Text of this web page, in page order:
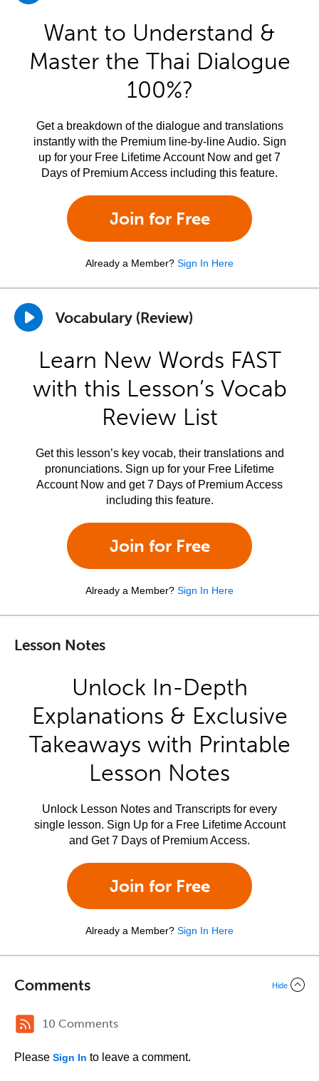
Want to Understand &
Master the Thai Dialogue
100%?
Get a breakdown of the dialogue and translations
instantly with the Premium line-by-line Audio. Sign
up for your Free Lifetime Account Now and get 7
Days of Premium Access including this feature.
Join for Free
Already a Member? Sign In Here
Vocabulary (Review)
Learn New Words FAST
with this Lesson’s Vocab
Review List
Get this lesson’s key vocab, their translations and
pronunciations. Sign up for your Free Lifetime
Account Now and get 7 Days of Premium Access
including this feature.
Join for Free
Already a Member? Sign In Here
Lesson Notes
Unlock In-Depth
Explanations & Exclusive
Takeaways with Printable
Lesson Notes
Unlock Lesson Notes and Transcripts for every
single lesson. Sign Up for a Free Lifetime Account
and Get 7 Days of Premium Access.
Join for Free
Already a Member? Sign In Here
Comments Hide
10 Comments
Please Sign In to leave a comment.